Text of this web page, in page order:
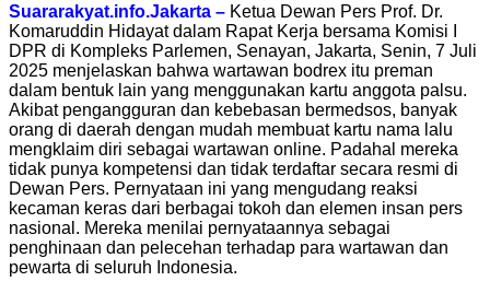
Suararakyat.info.Jakarta – Ketua Dewan Pers Prof. Dr.
Komaruddin Hidayat dalam Rapat Kerja bersama Komisi I
DPR di Kompleks Parlemen, Senayan, Jakarta, Senin, 7 Juli
2025 menjelaskan bahwa wartawan bodrex itu preman
dalam bentuk lain yang menggunakan kartu anggota palsu.
Akibat pengangguran dan kebebasan bermedsos, banyak
orang di daerah dengan mudah membuat kartu nama lalu
mengklaim diri sebagai wartawan online. Padahal mereka
tidak punya kompetensi dan tidak terdaftar secara resmi di
Dewan Pers. Pernyataan ini yang mengudang reaksi
kecaman keras dari berbagai tokoh dan elemen insan pers
nasional. Mereka menilai pernyataannya sebagai
penghinaan dan pelecehan terhadap para wartawan dan
pewarta di seluruh Indonesia.